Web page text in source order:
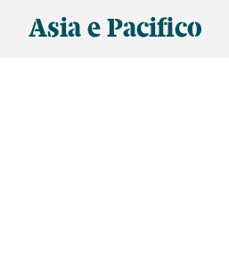
Asia e Pacifico